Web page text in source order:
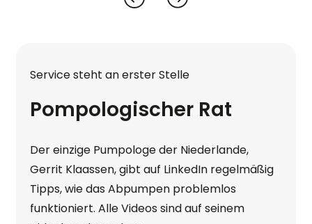
Service steht an erster Stelle
Pompologischer Rat
Der einzige Pumpologe der Niederlande,
Gerrit Klaassen, gibt auf LinkedIn regelmäßig
Tipps, wie das Abpumpen problemlos
funktioniert. Alle Videos sind auf seinem